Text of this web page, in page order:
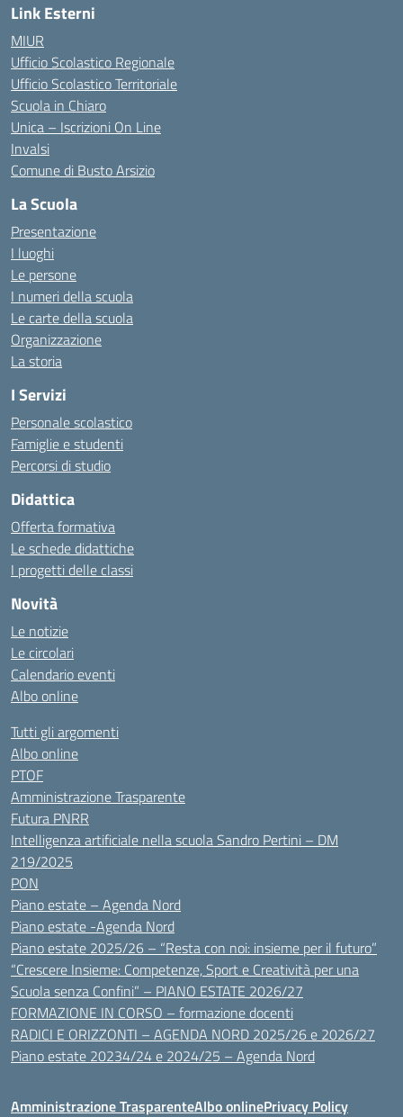
Link Esterni
MIUR
Ufficio Scolastico Regionale
Ufficio Scolastico Territoriale
Scuola in Chiaro
Unica – Iscrizioni On Line
Invalsi
Comune di Busto Arsizio
La Scuola
Presentazione
I luoghi
Le persone
I numeri della scuola
Le carte della scuola
Organizzazione
La storia
I Servizi
Personale scolastico
Famiglie e studenti
Percorsi di studio
Didattica
Offerta formativa
Le schede didattiche
I progetti delle classi
Novità
Le notizie
Le circolari
Calendario eventi
Albo online
Tutti gli argomenti
Albo online
PTOF
Amministrazione Trasparente
Futura PNRR
Intelligenza artificiale nella scuola Sandro Pertini – DM
219/2025
PON
Piano estate – Agenda Nord
Piano estate -Agenda Nord
Piano estate 2025/26 – “Resta con noi: insieme per il futuro”
“Crescere Insieme: Competenze, Sport e Creatività per una
Scuola senza Confini” – PIANO ESTATE 2026/27
FORMAZIONE IN CORSO – formazione docenti
RADICI E ORIZZONTI – AGENDA NORD 2025/26 e 2026/27
Piano estate 20234/24 e 2024/25 – Agenda Nord
Amministrazione TrasparenteAlbo onlinePrivacy Policy